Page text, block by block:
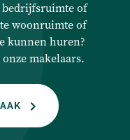
of
woonruimte of
kunnen huren?
makelaars.